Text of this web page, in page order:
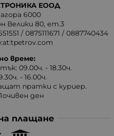
ЕООД
6000
Велики 80, ет.3
/ 0875111671 / 0887740434
време:
09.00ч. - 18.30ч.
- 16.00ч.
пратки с куриер.
ден
плащане